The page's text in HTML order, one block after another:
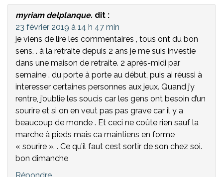
myriam delplanque. dit :
23 février 2019 à 14 h 47 min
je viens de lire les commentaires , tous ont du bon
sens. . à la retraite depuis 2 ans je me suis investie
dans une maison de retraite. 2 après-midi par
semaine . du porte à porte au début, puis ai réussi à
interesser certaines personnes aux jeux. Quand j’y
rentre, j’oublie les soucis car les gens ont besoin d’un
sourire et si on en veut pas pas grave car il y a
beaucoup de monde . Et ceci ne coûte rien sauf la
marche à pieds mais ca maintiens en forme
« sourire ». . Ce qu’il faut cest sortir de son chez soi.
bon dimanche